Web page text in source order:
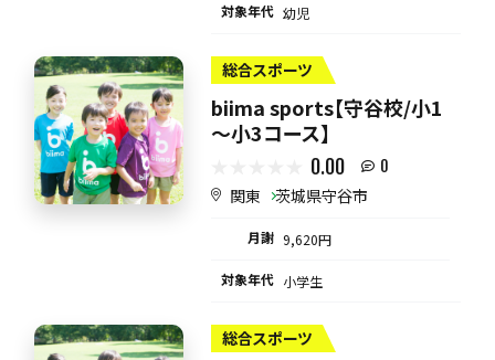
対象年代 幼児
総合スポーツ
biima sports【守谷校/小1
～小3コース】
0.00 0
関東 茨城県守谷市
月謝 9,620円
対象年代 小学生
総合スポーツ